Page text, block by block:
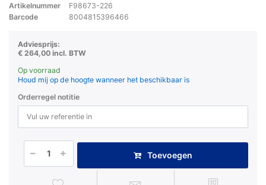
Artikelnummer
F98673-226
Barcode
8004815396466
Adviesprijs:
€ 264,00 incl. BTW
Op voorraad
Houd mij op de hoogte wanneer het beschikbaar is
Orderregel notitie
Toevoegen